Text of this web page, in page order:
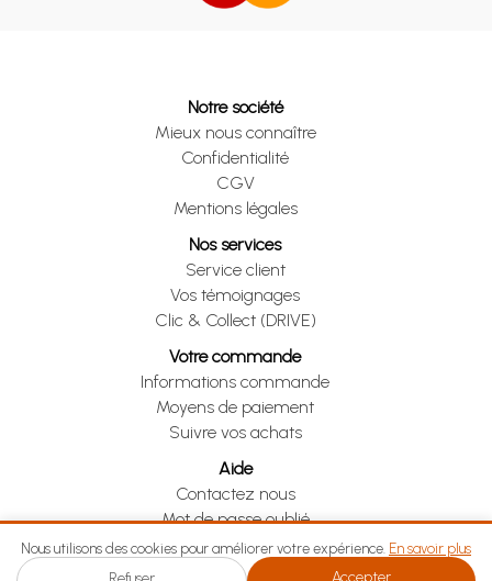
Notre société
Mieux nous connaître
Confidentialité
CGV
Mentions légales
Nos services
Service client
Vos témoignages
Clic & Collect (DRIVE)
Votre commande
Informations commande
Moyens de paiement
Suivre vos achats
Aide
Contactez nous
Mot de passe oublié
Je me rétracte
Nous utilisons des cookies pour améliorer votre expérience. En savoir plus
Accepter